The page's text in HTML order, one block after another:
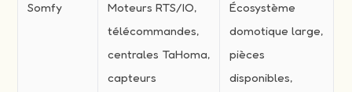
Somfy
Moteurs RTS/IO,
télécommandes,
centrales TaHoma,
capteurs
Écosystème
domotique large,
pièces
disponibles,